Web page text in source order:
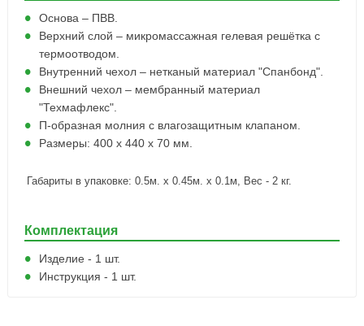
Основа – ПВВ.
Верхний слой – микромассажная гелевая решётка с
термоотводом.
Внутренний чехол – нетканый материал "Спанбонд".
Внешний чехол – мембранный материал
"Техмафлекс".
П-образная молния с влагозащитным клапаном.
Размеры: 400 х 440 х 70 мм.
Габариты в упаковке: 0.5м. x 0.45м. x 0.1м, Вес - 2 кг.
Комплектация
Изделие - 1 шт.
Инструкция - 1 шт.